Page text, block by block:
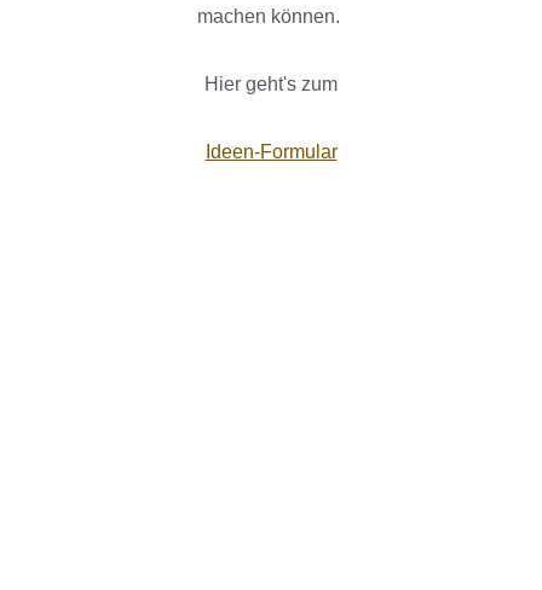
machen können.
Hier geht's zum
Ideen-Formular